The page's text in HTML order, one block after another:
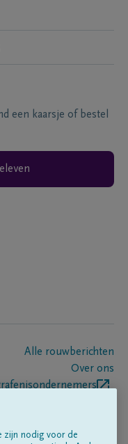
een kaarsje of bestel
Alle rouwberichten
Over ons
zijn nodig voor de